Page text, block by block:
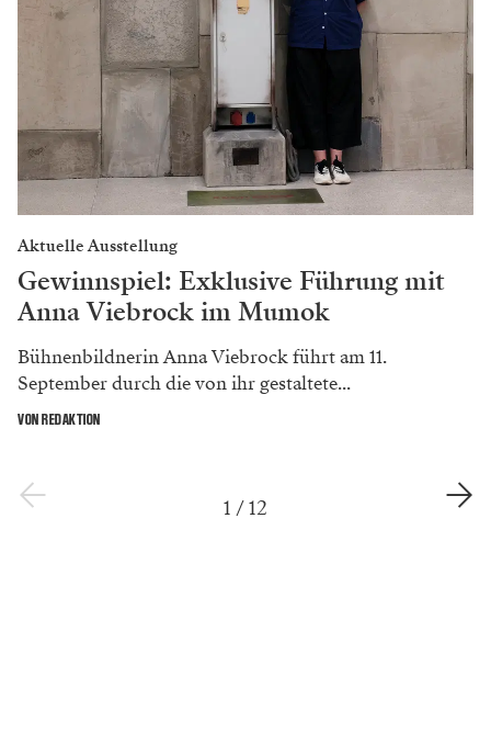
Aktuelle Ausstellung
Gewinnspiel: Exklusive Führung mit
Anna Viebrock im Mumok
Bühnenbildnerin Anna Viebrock führt am 11.
September durch die von ihr gestaltete...
VON REDAKTION
1 /12